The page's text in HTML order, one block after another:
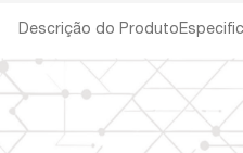
Descrição do Produto